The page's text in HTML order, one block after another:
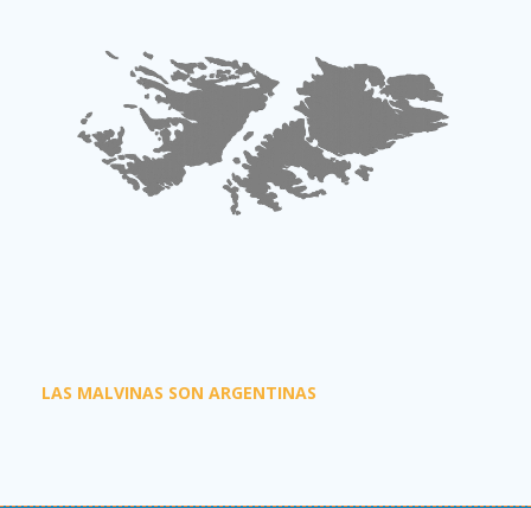
LAS MALVINAS SON ARGENTINAS